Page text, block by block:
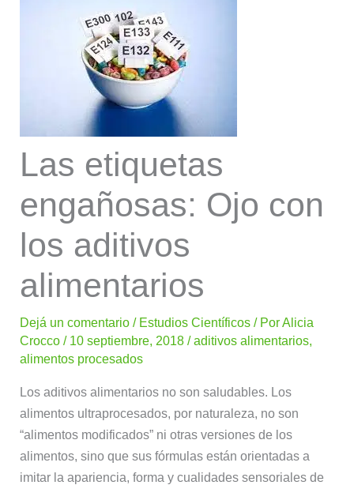
Las etiquetas
engañosas: Ojo con
los aditivos
alimentarios
Dejá un comentario / Estudios Científicos / PorAlicia
Crocco/ 10 septiembre, 2018/aditivos alimentarios,
alimentos procesados
Los aditivos alimentarios no son saludables. Los
alimentos ultraprocesados, por naturaleza, no son
“alimentos modificados” ni otras versiones de los
alimentos, sino que sus fórmulas están orientadas a
imitar la apariencia, forma y cualidades sensoriales de